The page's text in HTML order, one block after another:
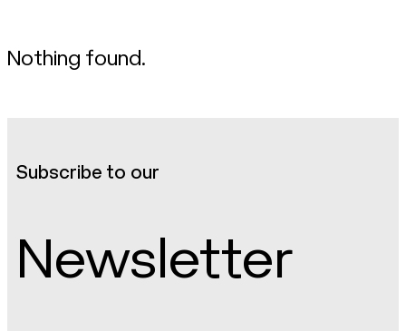
Nothing found.
Subscribe to our
Newsletter